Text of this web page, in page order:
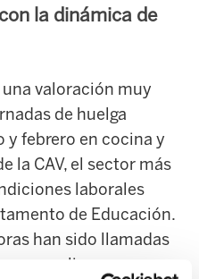
la dinámica de
una valoración muy
de huelga
y febrero en cocina y
la CAV, el sector más
laborales
de Educación.
han sido llamadas
un amplio